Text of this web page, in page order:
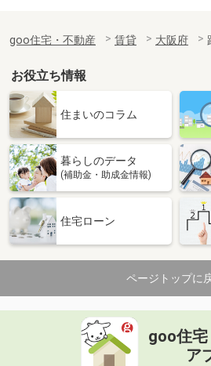
goo住宅・不動産 賃貸 大阪府
お役立ち情報
住まいのコラム
暮らしのデータ
(補助金・助成金情報)
住宅ローン
ページトップに
goo住
ア